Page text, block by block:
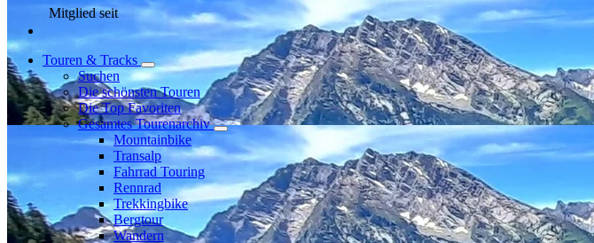
Mitglied seit
Touren & Tracks
Suchen
Die schönsten Touren
Die Top Favoriten
Gesamtes Tourenarchiv
Mountainbike
Transalp
Fahrrad Touring
Rennrad
Trekkingbike
Bergtour
Wandern